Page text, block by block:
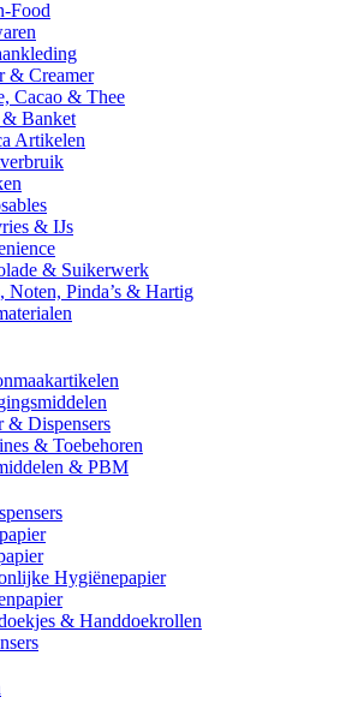
Food
& Creamer
Cacao & Thee
Banket
Artikelen
& IJs
& Suikerwerk
Noten, Pinda’s & Hartig
& Dispensers
& Toebehoren
& PBM
Hygiënepapier
& Handdoekrollen